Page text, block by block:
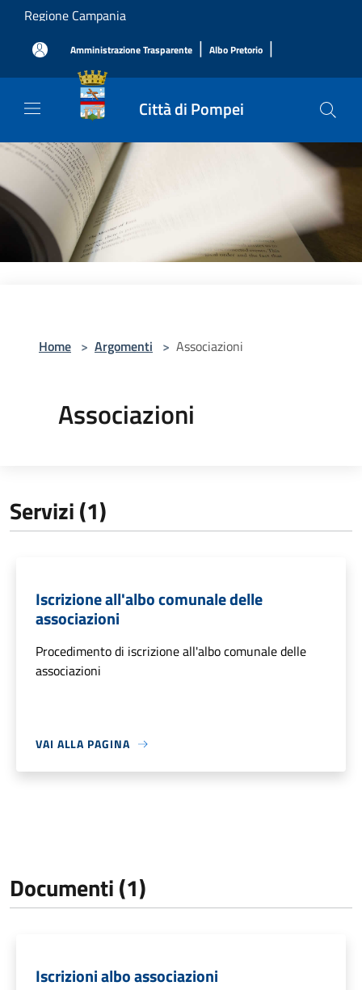
Salta al contenuto principale
Regione Campania
Amministrazione Trasparente | Albo Pretorio |
Città di Pompei
Home > Argomenti > Associazioni
Associazioni
Servizi (1)
Iscrizione all'albo comunale delle
associazioni
Procedimento di iscrizione all'albo comunale delle
associazioni
VAI ALLA PAGINA
Documenti (1)
Iscrizioni albo associazioni